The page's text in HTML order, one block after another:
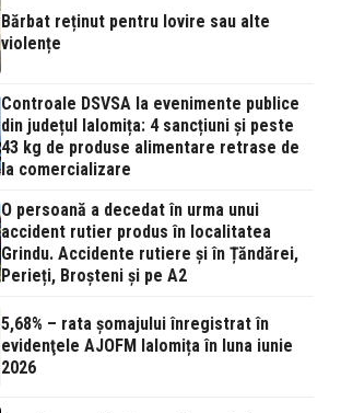
Bărbat reținut pentru lovire sau alte
violențe
Controale DSVSA la evenimente publice
din județul Ialomița: 4 sancțiuni și peste
43 kg de produse alimentare retrase de
la comercializare
O persoană a decedat în urma unui
accident rutier produs în localitatea
Grindu. Accidente rutiere și în Țăndărei,
Perieți, Broșteni și pe A2
5,68% – rata şomajului înregistrat în
evidenţele AJOFM Ialomița în luna iunie
2026